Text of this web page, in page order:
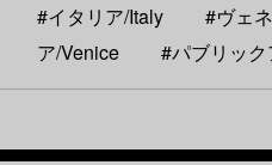
#イタリア/Italy #ヴェ
ア/Venice
#パブリッ